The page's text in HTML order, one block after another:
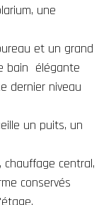
une
et un grand
bain élégante
dernier niveau
un puits, un
chauffage central,
conservés